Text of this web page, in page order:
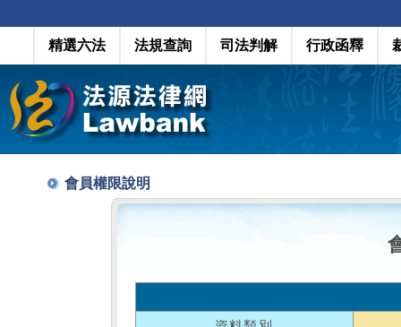
精選六法 法規查詢 司法判解 行政函釋
會員權限說明